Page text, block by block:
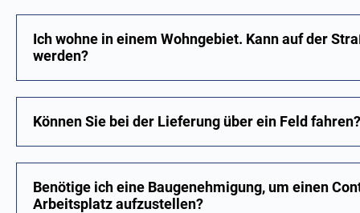
Ich wohne in einem Wohngebiet. Kann auf der
werden?
Können Sie bei der Lieferung über ein Feld fahren?
Benötige ich eine Baugenehmigung, um einen
Arbeitsplatz aufzustellen?